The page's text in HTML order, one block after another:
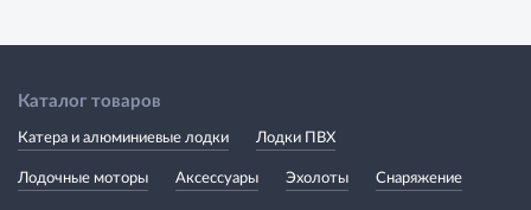
Каталог товаров
Катера и алюминиевые лодки Лодки ПВХ
Лодочные моторы Аксессуары Эхолоты Снаряжение